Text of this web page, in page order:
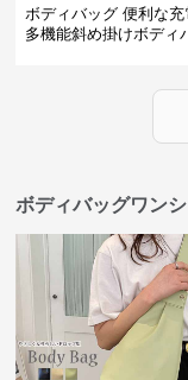
ボディバッグ 便利な充
多機能斜め掛けボディ
ボディバッグワン